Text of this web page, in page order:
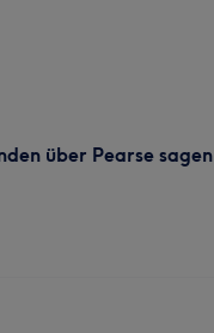
über Pearse sagen